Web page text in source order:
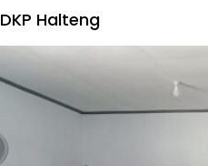
DKP Halteng